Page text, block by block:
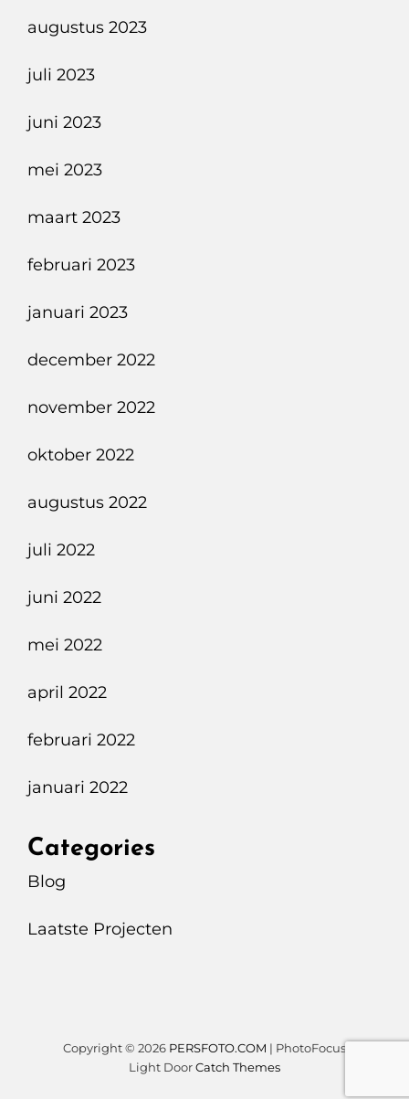
augustus 2023
juli 2023
juni 2023
mei 2023
maart 2023
februari 2023
januari 2023
december 2022
november 2022
oktober 2022
augustus 2022
juli 2022
juni 2022
mei 2022
april 2022
februari 2022
januari 2022
Categories
Blog
Laatste Projecten
Copyright © 2026 PERSFOTO.COM | PhotoFocus
Light DoorCatch Themes